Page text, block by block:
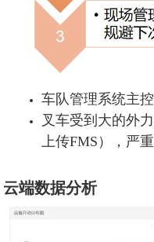
车队管理系统主
叉车受到大的外
上传FMS），严
云端数据分析